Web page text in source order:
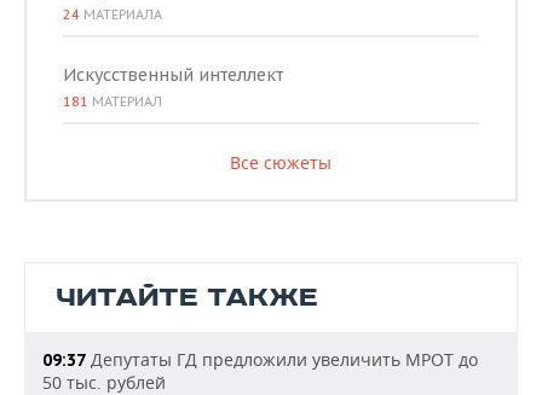
24 МАТЕРИАЛА
Искусственный интеллект
181 МАТЕРИАЛ
Все сюжеты
ЧИТАЙТЕ ТАКЖЕ
09:37 Депутаты ГД предложили увеличить МРОТ до
50 тыс. рублей